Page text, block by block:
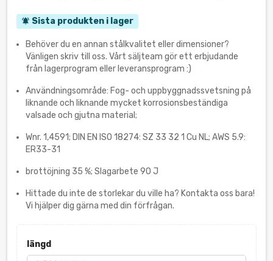
notifications_active Sista produkten i lager
Behöver du en annan stålkvalitet eller dimensioner?
Vänligen skriv till oss. Vårt säljteam gör ett erbjudande
från lagerprogram eller leveransprogram :)
Användningsområde: Fog- och uppbyggnadssvetsning på
liknande och liknande mycket korrosionsbeständiga
valsade och gjutna material;
Wnr. 1,4591; DIN EN ISO 18274: SZ 33 32 1 Cu NL; AWS 5.9:
ER33-31
brottöjning 35 %; Slagarbete 90 J
Hittade du inte de storlekar du ville ha? Kontakta oss bara!
Vi hjälper dig gärna med din förfrågan.
längd